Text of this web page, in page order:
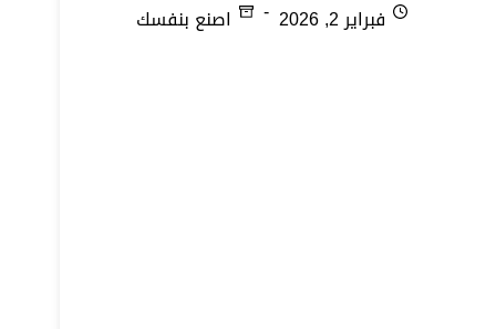
فبراير 2, 2026
اصنع بنفسك